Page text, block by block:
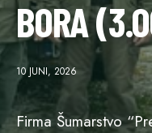
BORA
10 JUNI, 2026
Firma Šumarstvo